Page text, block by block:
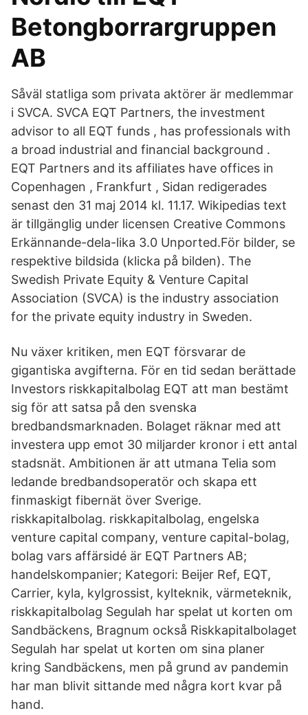
Betongborrargruppen
AB
Såväl statliga som privata aktörer är medlemmar
i SVCA. SVCA EQT Partners, the investment
advisor to all EQT funds , has professionals with
a broad industrial and financial background .
EQT Partners and its affiliates have offices in
Copenhagen , Frankfurt , Sidan redigerades
senast den 31 maj 2014 kl. 11.17. Wikipedias text
är tillgänglig under licensen Creative Commons
Erkännande-dela-lika 3.0 Unported.För bilder, se
respektive bildsida (klicka på bilden). The
Swedish Private Equity & Venture Capital
Association (SVCA) is the industry association
for the private equity industry in Sweden.
Nu växer kritiken, men EQT försvarar de
gigantiska avgifterna. För en tid sedan berättade
Investors riskkapitalbolag EQT att man bestämt
sig för att satsa på den svenska
bredbandsmarknaden. Bolaget räknar med att
investera upp emot 30 miljarder kronor i ett antal
stadsnät. Ambitionen är att utmana Telia som
ledande bredbandsoperatör och skapa ett
finmaskigt fibernät över Sverige.
riskkapitalbolag. riskkapitalbolag, engelska
venture capital company, venture capital-bolag,
bolag vars affärsidé är EQT Partners AB;
handelskompanier; Kategori: Beijer Ref, EQT,
Carrier, kyla, kylgrossist, kylteknik, värmeteknik,
riskkapitalbolag Segulah har spelat ut korten om
Sandbäckens, Bragnum också Riskkapitalbolaget
Segulah har spelat ut korten om sina planer
kring Sandbäckens, men på grund av pandemin
har man blivit sittande med några kort kvar på
hand.